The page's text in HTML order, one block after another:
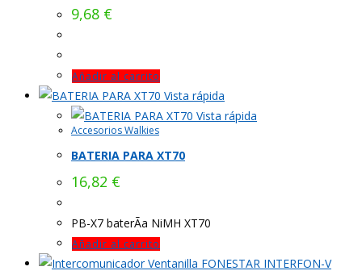
9,68 €
Añadir al carrito
Vista rápida
Vista rápida
Accesorios Walkies
BATERIA PARA XT70
16,82 €
PB-X7 baterÃ­a NiMH XT70
Añadir al carrito